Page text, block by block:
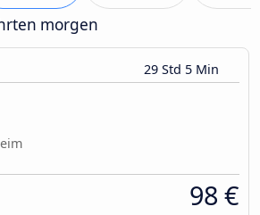
morgen
29 Std 5 Min
98 €